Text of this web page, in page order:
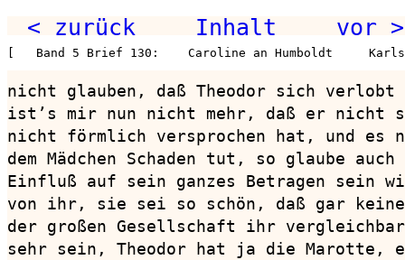
< zurück Inhalt vor >
[   Band 5 Brief 130:    Caroline an Humboldt
nicht glauben, daß Theodor sich verlobt
ist’s mir nun nicht mehr, daß er nicht
nicht förmlich versprochen hat, und
dem Mädchen Schaden tut, so glaube
Einfluß auf sein ganzes Betragen sein
von ihr, sie sei so schön, daß gar keine
der großen Gesellschaft ihr
sehr sein, Theodor hat ja die Marotte,